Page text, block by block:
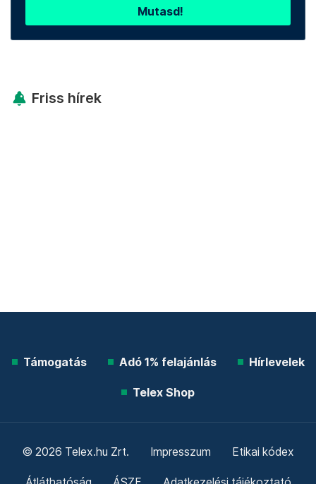
Mutasd!
Friss hírek
Támogatás Adó 1% felajánlás Hírlevelek
Telex Shop
© 2026 Telex.hu Zrt. Impresszum Etikai kódex